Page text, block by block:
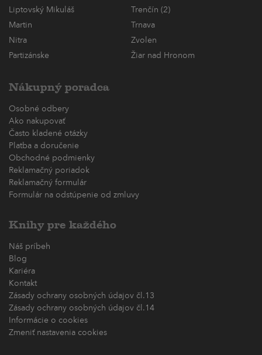
Liptovský Mikuláš
Trenčín (2)
Martin
Trnava
Nitra
Zvolen
Partizánske
Žiar nad Hronom
Nákupný poradca
Osobné odbery
Ako nakupovať
Často kladené otázky
Platba a doručenie
Obchodné podmienky
Reklamačný poriadok
Reklamačný formulár
Formulár na odstúpenie od zmluvy
Knihy pre každého
Náš príbeh
Blog
Kariéra
Kontakt
Zásady ochrany osobných údajov čl.13
Zásady ochrany osobných údajov čl.14
Informácie o cookies
Zmeniť nastavenia cookies